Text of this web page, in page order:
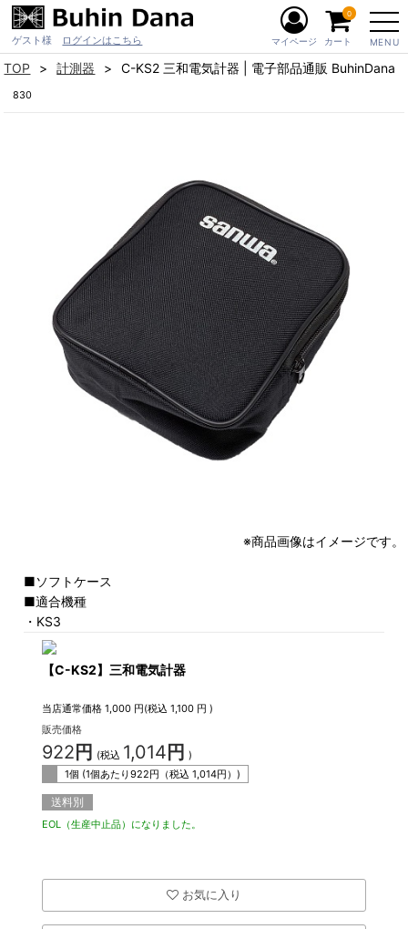
ゲスト様 ログインはこちら MENU
マイページ カート
0
TOP 計測器 C-KS2 三和電気計器 | 電子部品通販 BuhinDana
830
※商品画像はイメージです。
■ソフトケース
■適合機種
・KS3
【C-KS2】三和電気計器
当店通常価格 1,000 円(税込1,100 円 )
販売価格
922 円 (税込 1,014 円 )
1個 (1個あたり922円（税込1,014円）)
送料別
EOL（生産中止品）になりました。
お気に入り